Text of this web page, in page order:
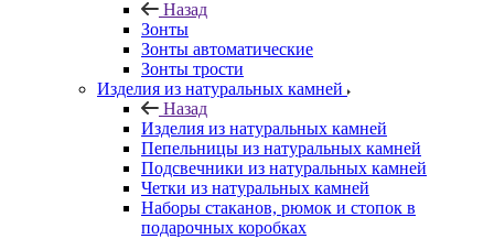
Назад
Зонты
Зонты автоматические
Зонты трости
Изделия из натуральных камней
Назад
Изделия из натуральных камней
Пепельницы из натуральных камней
Подсвечники из натуральных камней
Четки из натуральных камней
Наборы стаканов, рюмок и стопок в
подарочных коробках